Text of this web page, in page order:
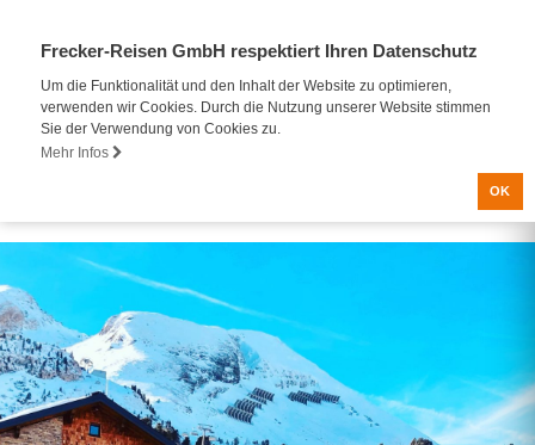
Frecker-Reisen GmbH respektiert Ihren Datenschutz
Um die Funktionalität und den Inhalt der Website zu optimieren,
verwenden wir Cookies. Durch die Nutzung unserer Website stimmen
Sie der Verwendung von Cookies zu.
Mehr Infos
OK